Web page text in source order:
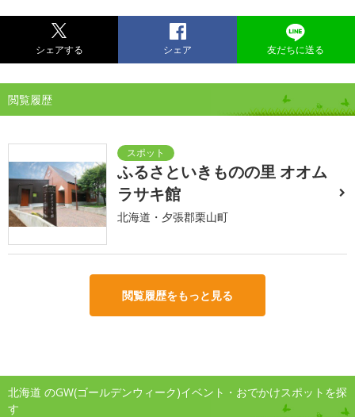
シェアする シェア 友だちに送る
閲覧履歴
ふるさといきものの里 オオム
ラサキ館
北海道・夕張郡栗山町
閲覧履歴をもっと見る
北海道 のGW(ゴールデンウィーク)イベント・おでかけスポットを探
す